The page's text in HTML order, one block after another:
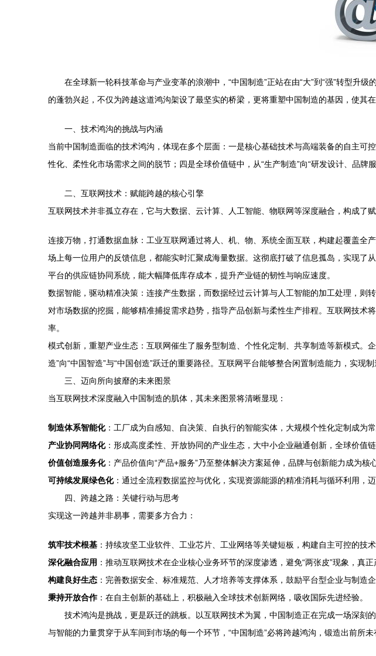
在全球新一轮科技革命与产业变革的浪潮中，“中国制造”正站在由“大”到“强”转型升
的蓬勃兴起，不仅为跨越这道鸿沟架设了最坚实的桥梁，更将重塑中国制造的基因，使其在
一、技术鸿沟的挑战与内涵
当前中国制造面临的技术鸿沟，体现在多个层面：一是核心基础技术与高端装备的自主
性化、柔性化市场需求之间的脱节；四是全球价值链中，从“生产制造”向“研发设计、品
二、互联网技术：赋能跨越的核心引擎
互联网技术并非孤立存在，它与大数据、云计算、人工智能、物联网等深度融合，构成了
连接万物，打通数据血脉：工业互联网通过将人、机、物、系统全面互联，构建起覆盖
场上每一位用户的反馈信息，都能实时汇聚成海量数据。这彻底打破了信息孤岛，实现
平台的供应链协同系统，能大幅降低库存成本，提升产业链的韧性与响应速度。
数据智能，驱动精准决策：连接产生数据，而数据经过云计算与人工智能的加工处理，
对市场数据的挖掘，能够精准捕捉需求趋势，指导产品创新与柔性生产排程。互联网技
率。
模式创新，重塑产业生态：互联网催生了服务型制造、个性化定制、共享制造等新模式。
造”向“中国智造”与“中国创造”跃迁的重要路径。互联网平台能够整合闲置制造能力，实现
三、迈向所向披靡的未来图景
当互联网技术深度融入中国制造的肌体，其未来图景将清晰显现：
制造体系智能化：工厂成为自感知、自决策、自执行的智能实体，大规模个性化定制成为常
产业协同网络化：形成高度柔性、开放协同的产业生态，大中小企业融通创新，全球价值链
价值创造服务化：产品价值向“产品+服务”乃至整体解决方案延伸，品牌与创新能力成为核
可持续发展绿色化：通过全流程数据监控与优化，实现资源能源的精准消耗与循环利用，迈
四、跨越之路：关键行动与思考
实现这一跨越并非易事，需要多方合力：
筑牢技术根基 ：持续攻坚工业软件、工业芯片、工业网络等关键短板，构建自主可控的技术
深化融合应用 ：推动互联网技术在企业核心业务环节的深度渗透，避免“两张皮”现象，真正
构建良好生态 ：完善数据安全、标准规范、人才培养等支撑体系，鼓励平台型企业与制造企
秉持开放合作：在自主创新的基础上，积极融入全球技术创新网络，吸收国际先进经验。
技术鸿沟是挑战，更是跃迁的跳板。以互联网技术为翼，中国制造正在完成一场深
与智能的力量贯穿于从车间到市场的每一个环节，“中国制造”必将跨越鸿沟，锻造出前所